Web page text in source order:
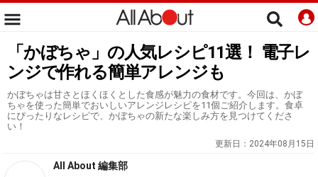
「かぼちゃ」の人気レシピ11選！ 電子レ
ンジで作れる簡単アレンジも
かぼちゃは甘さとほくほくとした食感が魅力の食材です。今回は、かぼ
ちゃを使った簡単でおいしいアレンジレシピを11個ご紹介します。食卓
にぴったりなレシピで、かぼちゃの新たな楽しみ方を見つけてくださ
い！
更新日： 2024年08月15日
All About 編集部